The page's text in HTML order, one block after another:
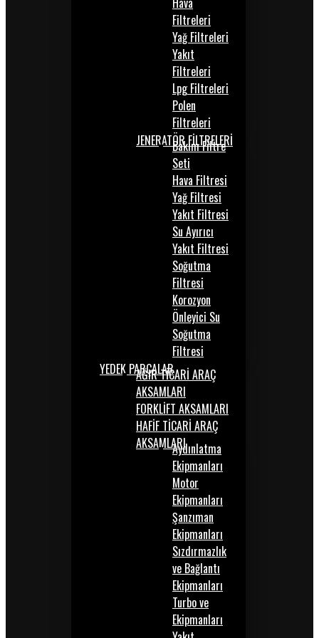
Filtreleri
Yağ Filtreleri
Yakıt
Filtreleri
Lpg Filtreleri
Polen
Filtreleri
JENERATÖR FİLTRELERİ
Bakım Filtre
Seti
Hava Filtresi
Yağ Filtresi
Yakıt Filtresi
Su Ayırıcı
Yakıt Filtresi
Soğutma
Filtresi
Korozyon
Önleyici Su
Soğutma
Filtresi
YEDEK PARÇALARAĞIR TİCARİ ARAÇ
AKSAMLARI
FORKLİFT AKSAMLARI
HAFİF TİCARİ ARAÇ
AKSAMLARIAydınlatma
Ekipmanları
Motor
Ekipmanları
Şanzıman
Ekipmanları
Sızdırmazlık
ve Bağlantı
Ekipmanları
Turbo ve
Ekipmanları